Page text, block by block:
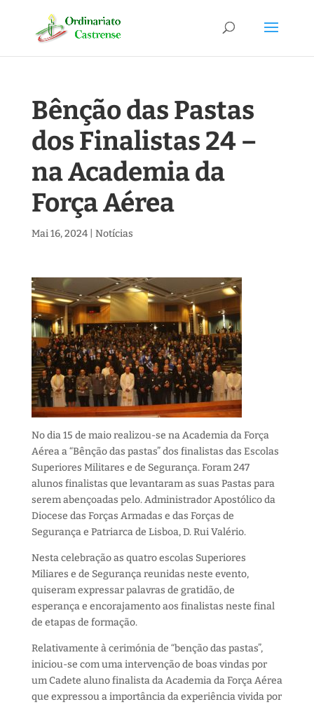
Bênção das Pastas
dos Finalistas 24 –
na Academia da
Força Aérea
Mai 16, 2024| Notícias
No dia 15 de maio realizou-se na Academia da Força
Aérea a “Bênção das pastas” dos finalistas das Escolas
Superiores Militares e de Segurança.Foram 247
alunos finalistas que levantaram as suas Pastas para
serem abençoadas pelo. Administrador Apostólico da
Diocese das Forças Armadas e das Forças de
Segurança e Patriarca de Lisboa, D. Rui Valério.
Nesta celebração as quatro escolas Superiores
Miliares e de Segurança reunidas neste evento,
quiseram expressar palavras de gratidão, de
esperança e encorajamento aos finalistas neste final
de etapas de formação.
Relativamente à cerimónia de “benção das pastas”,
iniciou-se com uma intervenção de boas vindas por
um Cadete aluno finalista da Academia da Força Aérea
que expressou a importância da experiência vivida por